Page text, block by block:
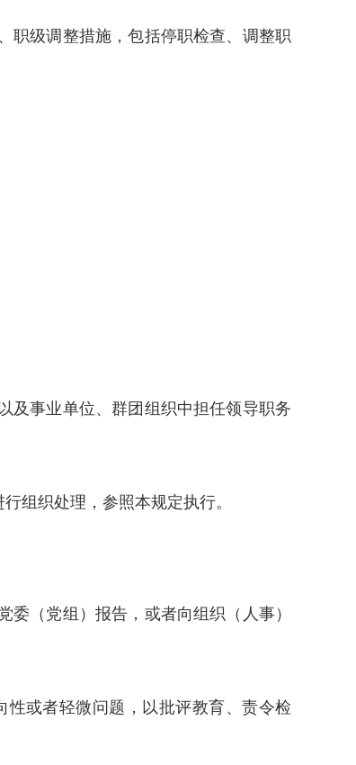
级调整措施，包括停职检查、调整职
事业单位、群团组织中担任领导职务
组织处理，参照本规定执行。
（党组）报告，或者向组织（人事）
或者轻微问题，以批评教育、责令检